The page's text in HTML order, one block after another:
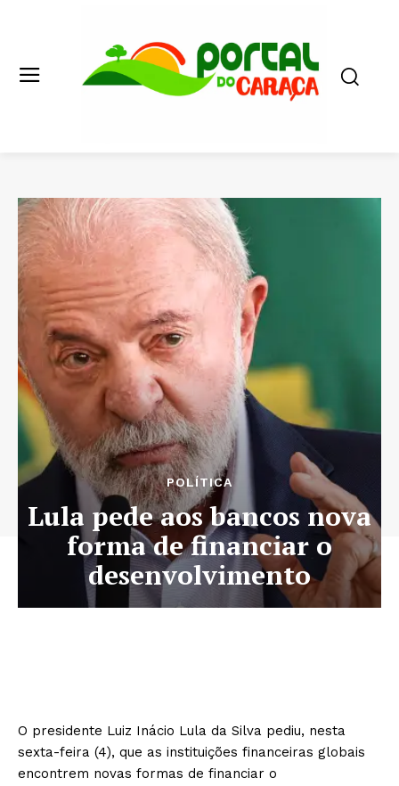
POLÍTICA
Lula pede aos bancos nova
forma de financiar o
desenvolvimento
O presidente Luiz Inácio Lula da Silva pediu, nesta
sexta-feira (4), que as instituições financeiras globais
encontrem novas formas de financiar o